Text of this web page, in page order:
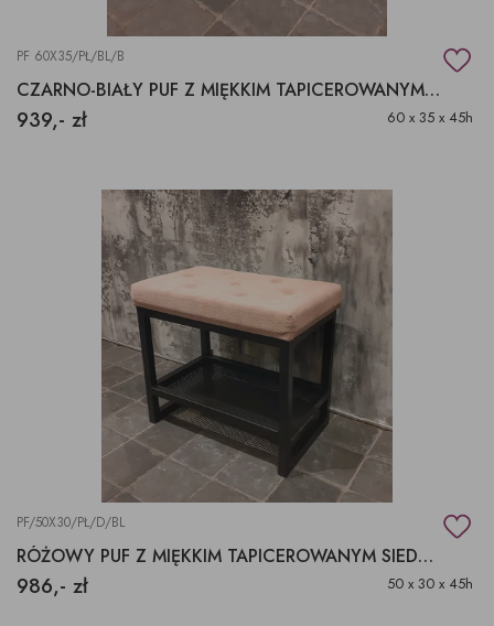
PF 60X35/PŁ/BL/B
CZARNO-BIAŁY PUF Z MIĘKKIM TAPICEROWANYM SIEDZISKIEM
939,- zł 60 x 35 x 45h
PF/50X30/PŁ/D/BL
RÓŻOWY PUF Z MIĘKKIM TAPICEROWANYM SIEDZISKIEM
986,- zł 50 x 30 x 45h